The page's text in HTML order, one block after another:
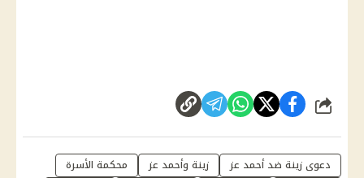
شارك
دعوى زينة ضد أحمد عز زينة وأحمد عز
محكمة الأسرة